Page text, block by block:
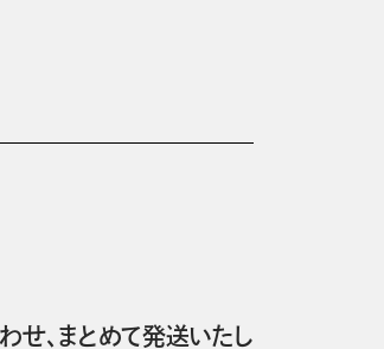
せ、まとめて発送いたし